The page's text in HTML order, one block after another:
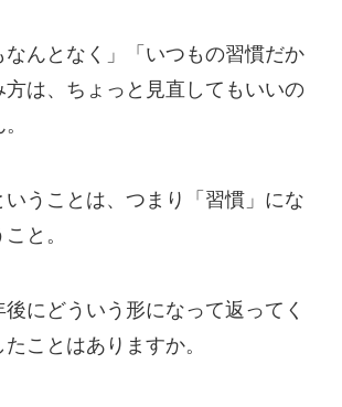
なんとなく」「いつもの習慣だか
方は、ちょっと見直してもいいの
いうことは、つまり「習慣」にな
と。
にどういう形になって返ってく
ことはありますか。